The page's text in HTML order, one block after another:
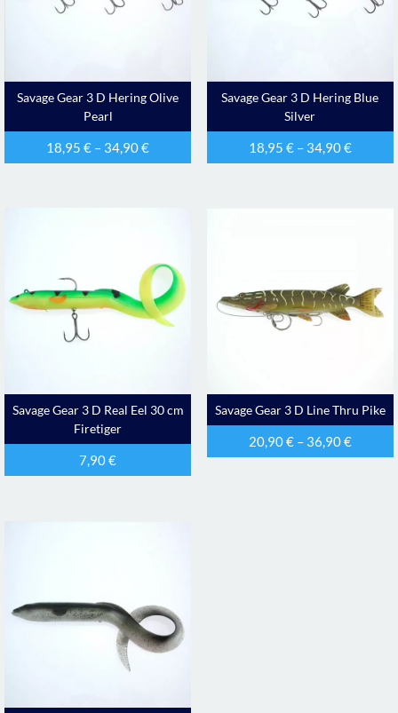
Savage Gear 3 D Hering Olive
Pearl
18,95€ – 34,90€
Savage Gear 3 D Hering Blue
Silver
18,95 €– 34,90€
Savage Gear 3 D Real Eel 30 cm
Firetiger
7,90€
Savage Gear 3 D Line Thru Pike
20,90€– 36,90€